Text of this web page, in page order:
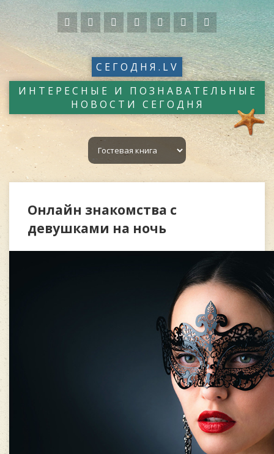
СЕГОДНЯ.LV
ИНТЕРЕСНЫЕ И ПОЗНАВАТЕЛЬНЫЕ
НОВОСТИ СЕГОДНЯ
Онлайн знакомства с
девушками на ночь